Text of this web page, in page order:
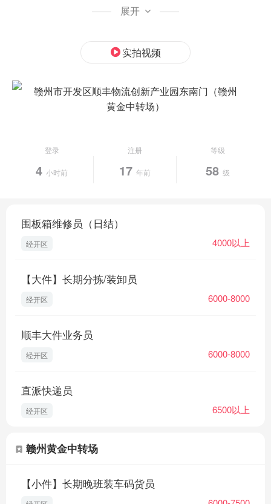
截至2015年底，顺丰已拥有约1.5万台营运车辆，以及遍
架自有全货机，搭建了以深圳、杭州为双枢纽，辐射全国
的航线网络。与此同时，顺丰积极拓展国际件服务，目前
已开通美国、日本、韩国、新加坡、马来西亚、泰国、越
多年来，顺丰持续创新，不断铸造高品质服务体验，为客
户的成功提供坚实有力的支持。
顺丰**网站：www.sf-express
顺丰招聘官网：http://hr.
顺丰招聘微博：顺丰招聘官微（域名：
http://weibo.com/2878318122
顺丰手机招聘官网：http://job.
顺丰招聘微信公众号：顺丰招聘 或
sfzhaopin
警示信息：顺丰速运有限公司及其下属分公司实施招聘、
—— 展开 ——
实拍视频
赣州市开发区顺丰物流创新产业园东南门（赣州
黄金中转场）
登录
4小时前
注册
17 年前
等级
58 级
围板箱维修员（日结）
4000以上
经开区
【大件】长期分拣/装卸员
6000-8000
经开区
顺丰大件业务员
6000-8000
经开区
直派快递员
6500以上
经开区
赣州黄金中转场
【小件】长期晚班装车码货员